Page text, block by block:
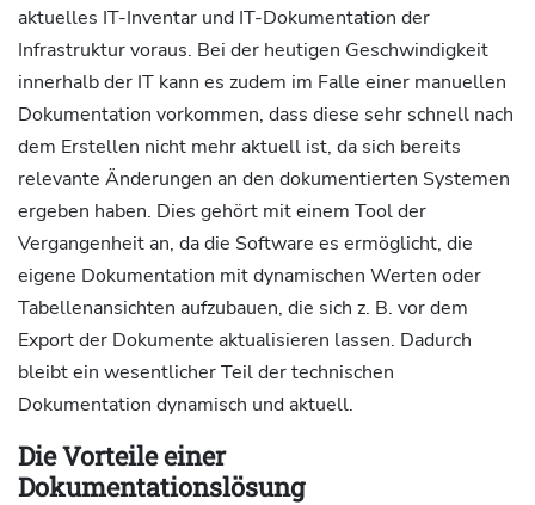
aktuelles IT-Inventar und IT-Dokumentation der
Infrastruktur voraus. Bei der heutigen Geschwindigkeit
innerhalb der IT kann es zudem im Falle einer manuellen
Dokumentation vorkommen, dass diese sehr schnell nach
dem Erstellen nicht mehr aktuell ist, da sich bereits
relevante Änderungen an den dokumentierten Systemen
ergeben haben. Dies gehört mit einem Tool der
Vergangenheit an, da die Software es ermöglicht, die
eigene Dokumentation mit dynamischen Werten oder
Tabellenansichten aufzubauen, die sich z. B. vor dem
Export der Dokumente aktualisieren lassen. Dadurch
bleibt ein wesentlicher Teil der technischen
Dokumentation dynamisch und aktuell.
Die Vorteile einer
Dokumentationslösung